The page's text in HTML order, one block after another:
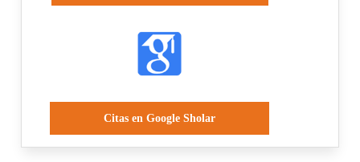
Citas en Google Sholar